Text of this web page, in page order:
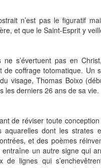
n’est pas le figuratif
et que le Saint-Esprit y
ne s’évertuent pas en
de coffrage totomatique.
visage, Thomas Boixo
les derniers 26 ans de sa vie.
de réviser toute
aquarelles dont les
et des poèmes
entraîne un autre signe qui
de lignes qui